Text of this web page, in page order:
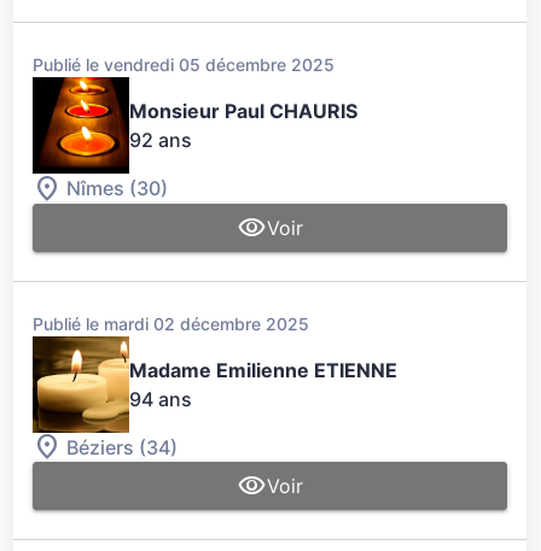
Publié le vendredi 05 décembre 2025
Monsieur Paul CHAURIS
92 ans
Nîmes (30)
Voir
Publié le mardi 02 décembre 2025
Madame Emilienne ETIENNE
94 ans
Béziers (34)
Voir